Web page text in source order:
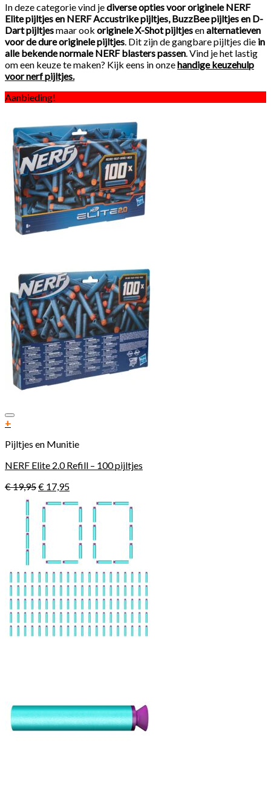
In deze categorie vind jediverse opties voor originele NERF
Elite pijltjes en NERF Accustrike pijltjes, BuzzBee pijltjes en D-
Dart pijltjesmaar ook originele X-Shot pijltjesenalternatieven
voor de dure originele pijltjes. Dit zijn de gangbare pijltjes die in
alle bekende normale NERF blasters passen. Vind je het lastig
om een keuze te maken? Kijk eens in onzehandige keuzehulp
voor nerf pijltjes.
Aanbieding!
+
Pijltjes en Munitie
NERF Elite 2.0 Refill – 100 pijltjes
€19,95€ 17,95